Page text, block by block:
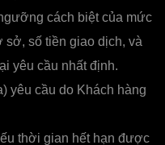
cách biệt của mức
sở, số tiền giao dịch, và
yêu cầu nhất định.
yêu cầu do Khách hàng
thời gian hết hạn được